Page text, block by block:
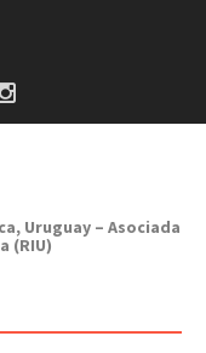
Uruguay – Asociada
(RIU)